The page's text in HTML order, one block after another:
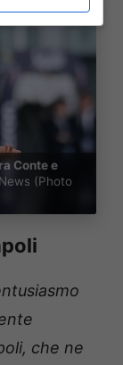
Conte e
(Photo
che ne